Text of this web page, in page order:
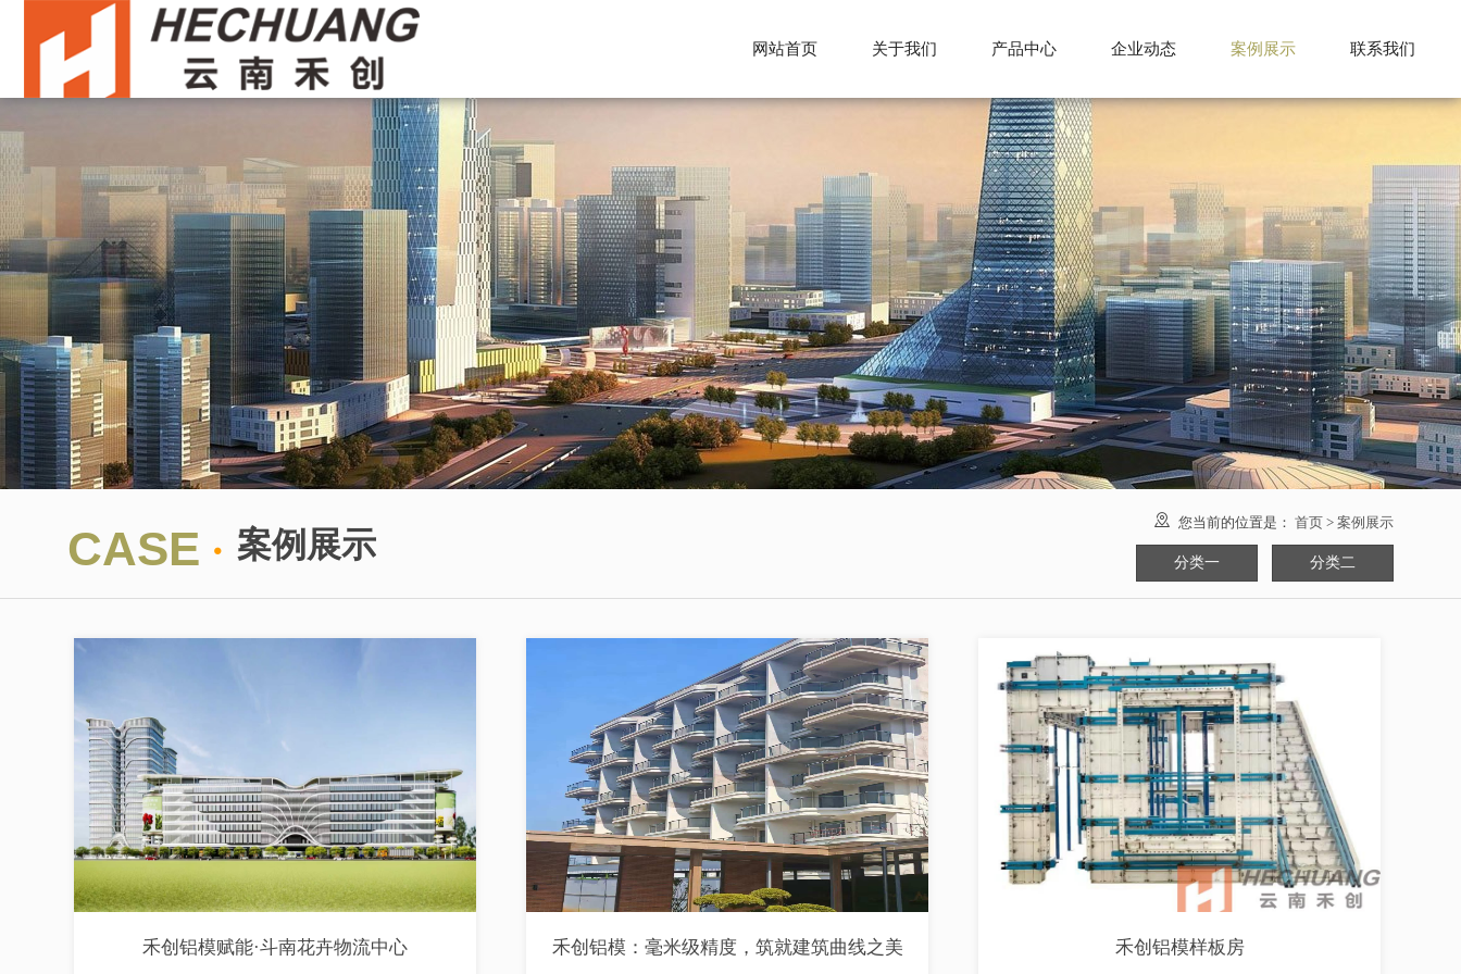
网站首页 关于我们 产品中心 企业动态 案例展示 联系我们
CASE · 案例展示
 您当前的位置是： 首页 > 案例展示
分类一 分类二
禾创铝模赋能·斗南花卉物流中心 禾创铝模：毫米级精度，筑就建筑曲线之美 禾创铝模样板房